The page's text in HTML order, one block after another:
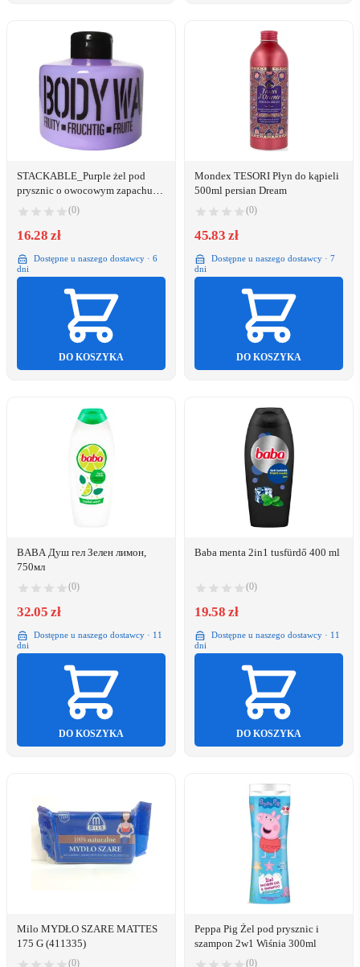
STACKABLE_Purple żel pod
prysznic o owocowym zapachu
(0)
16.28 zł
Dostępne u naszego dostawcy · 6
dni
DO KOSZYKA
Mondex TESORI Płyn do kąpieli
500ml persian Dream
(0)
45.83 zł
Dostępne u naszego dostawcy · 7
dni
DO KOSZYKA
BABA Душ гел Зелен лимон,
750мл
(0)
32.05 zł
Dostępne u naszego dostawcy · 11
dni
DO KOSZYKA
Baba menta 2in1 tusfürdő 400 ml
(0)
19.58 zł
Dostępne u naszego dostawcy · 11
dni
DO KOSZYKA
Milo MYDŁO SZARE MATTES
175 G (411335)
(0)
Peppa Pig Żel pod prysznic i
szampon 2w1 Wiśnia 300ml
(0)